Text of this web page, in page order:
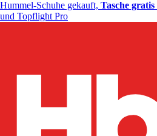
Hummel-Schuhe gekauft, Tasche gratis
und Topflight Pro